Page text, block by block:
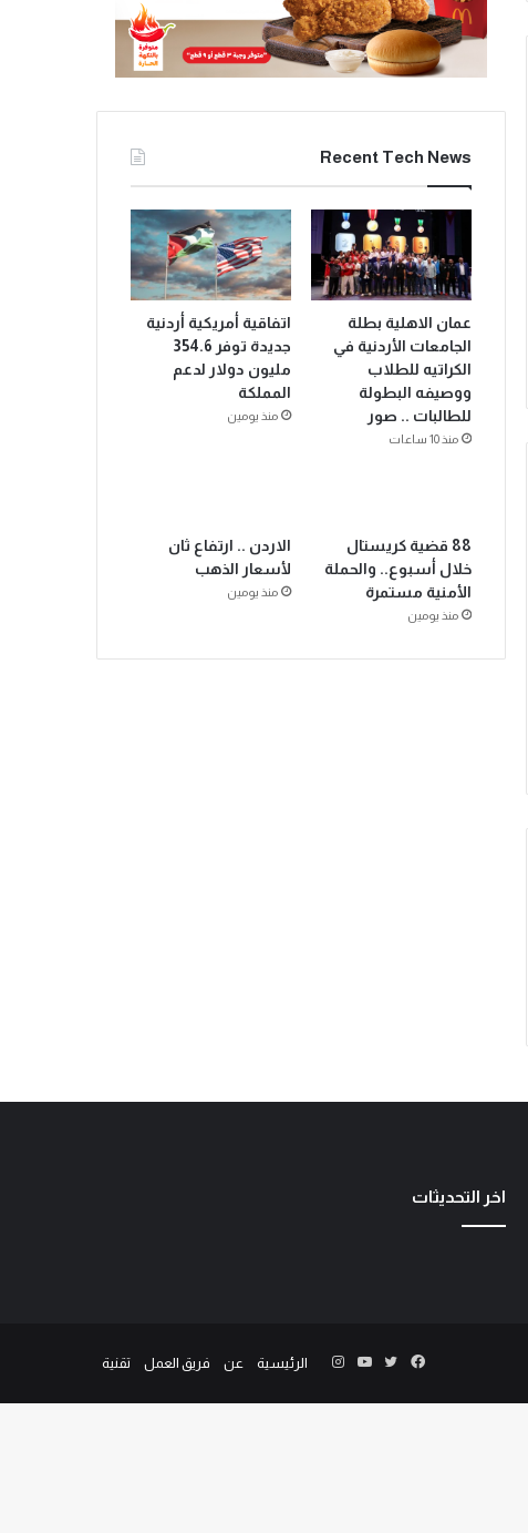
Recent Tech News
عمان الاهلية بطلة
الجامعات الأردنية في
الكراتيه للطلاب
ووصيفه البطولة
للطالبات .. صور
منذ 10 ساعات
اتفاقية أمريكية أردنية
جديدة توفر 354.6
مليون دولار لدعم
المملكة
منذ يومين
88 قضية كريستال
خلال أسبوع.. والحملة
الأمنية مستمرة
منذ يومين
الاردن .. ارتفاع ثان
لأسعار الذهب
منذ يومين
اخر التحديثات
الرئيسية عن فريق العمل تقنية